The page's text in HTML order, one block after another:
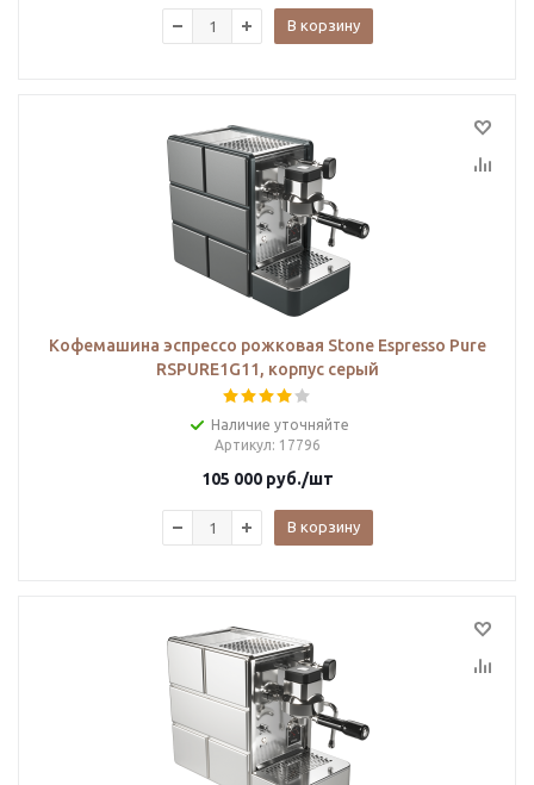
В корзину
Кофемашина эспрессо рожковая Stone Espresso Pure
RSPURE1G11, корпус серый
Наличие уточняйте
Артикул: 17796
105 000 руб./шт
В корзину